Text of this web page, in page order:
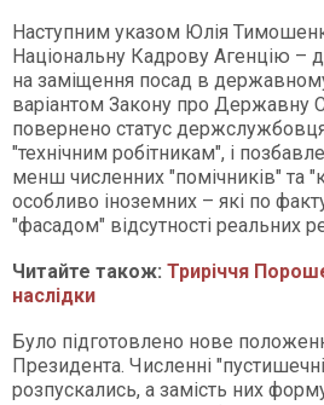
Наступним указом Юлія
Національну Кадрову Агенцію –
на заміщення посад в
варіантом Закону про Державну
повернено статус
"технічним робітникам", і
менш численних "помічників" та
особливо іноземних – які по
"фасадом" відсутності реальних
Читайте також: Триріччя
наслідки
Було підготовлено нове
Президента. Численні
розпускались, а замість них